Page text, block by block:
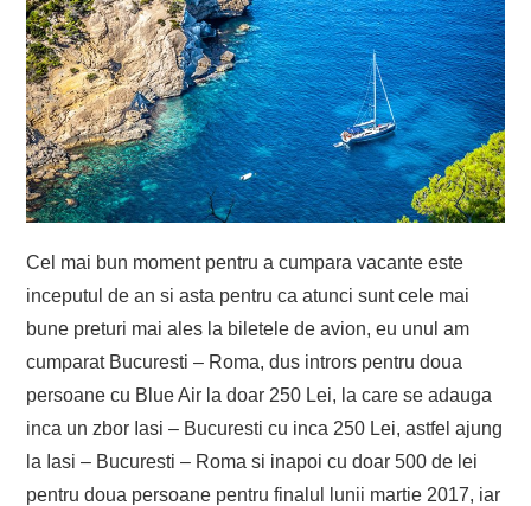
Cel mai bun moment pentru a cumpara vacante este
inceputul de an si asta pentru ca atunci sunt cele mai
bune preturi mai ales la biletele de avion, eu unul am
cumparat Bucuresti – Roma, dus intrors pentru doua
persoane cu Blue Air la doar 250 Lei, la care se adauga
inca un zbor Iasi – Bucuresti cu inca 250 Lei, astfel ajung
la Iasi – Bucuresti – Roma si inapoi cu doar 500 de lei
pentru doua persoane pentru finalul lunii martie 2017, iar